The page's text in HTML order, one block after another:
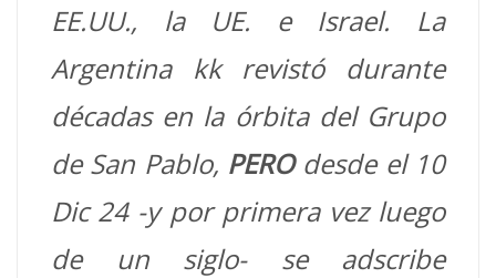
EE.UU., la UE. e Israel. La
Argentina kk revistó durante
décadas en la órbita del Grupo
de San Pablo, PEROdesde el 10
Dic 24 -y por primera vez luego
de un siglo- se adscribe